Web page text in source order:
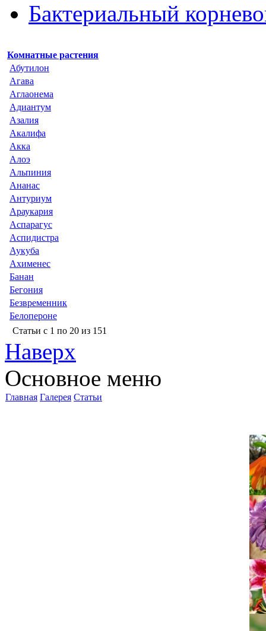
Бактериальный
Комнатные растения
Абутилон
Агава
Аглаонема
Адиантум
Азалия
Акалифа
Акка
Алоэ
Альпиния
Ананас
Антуриум
Араукария
Аспарагус
Аспидистра
Аукуба
Aхименес
Банан
Бегония
Безвременник
Белопероне
Статьи с 1 по 20 из 151
Наверх
Основное меню
Главная Галерея Статьи